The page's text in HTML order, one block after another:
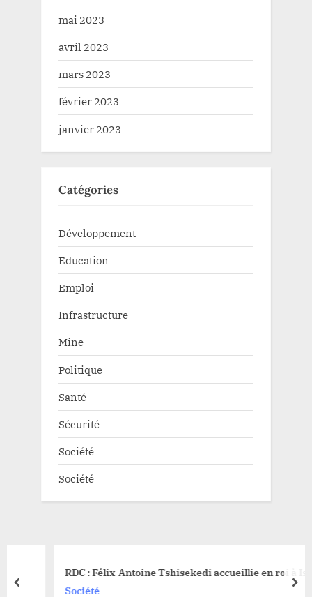
mai 2023
avril 2023
mars 2023
février 2023
janvier 2023
Catégories
Développement
Education
Emploi
Infrastructure
Mine
Politique
Santé
Sécurité
Société
Société
RDC : Félix-Antoine Tshisekedi accueillie en roi à Isiro
Société
prev